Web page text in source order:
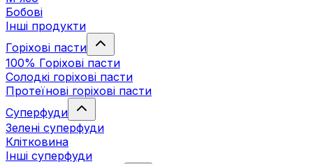
Бобові
Інші продукти
Горіхові пасти
100% Горіхові пасти
Солодкі горіхові пасти
Протеїнові горіхові пасти
Суперфуди
Зелені суперфуди
Клітковина
Інші суперфуди